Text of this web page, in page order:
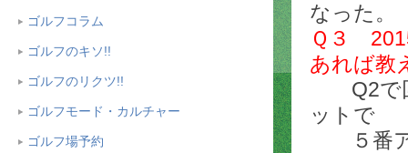
ゴルフコラム
ゴルフのキソ!!
ゴルフのリクツ!!
ゴルフモード・カルチャー
ゴルフ場予約
なった。
Ｑ３
あれば教
Q2で回
ットで
５番ア